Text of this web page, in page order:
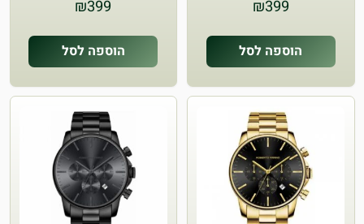
₪399
הוספה לסל
₪399
הוספה לסל